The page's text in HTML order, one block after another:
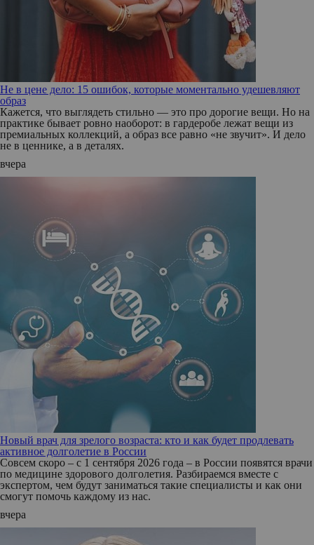
Не в цене дело: 15 ошибок, которые моментально удешевляют
образ
Кажется, что выглядеть стильно — это про дорогие вещи. Но на
практике бывает ровно наоборот: в гардеробе лежат вещи из
премиальных коллекций, а образ все равно «не звучит». И дело
не в ценнике, а в деталях.
вчера
Новый врач для зрелого возраста: кто и как будет продлевать
активное долголетие в России
Совсем скоро – с 1 сентября 2026 года – в России появятся врачи
по медицине здорового долголетия. Разбираемся вместе с
экспертом, чем будут заниматься такие специалисты и как они
смогут помочь каждому из нас.
вчера